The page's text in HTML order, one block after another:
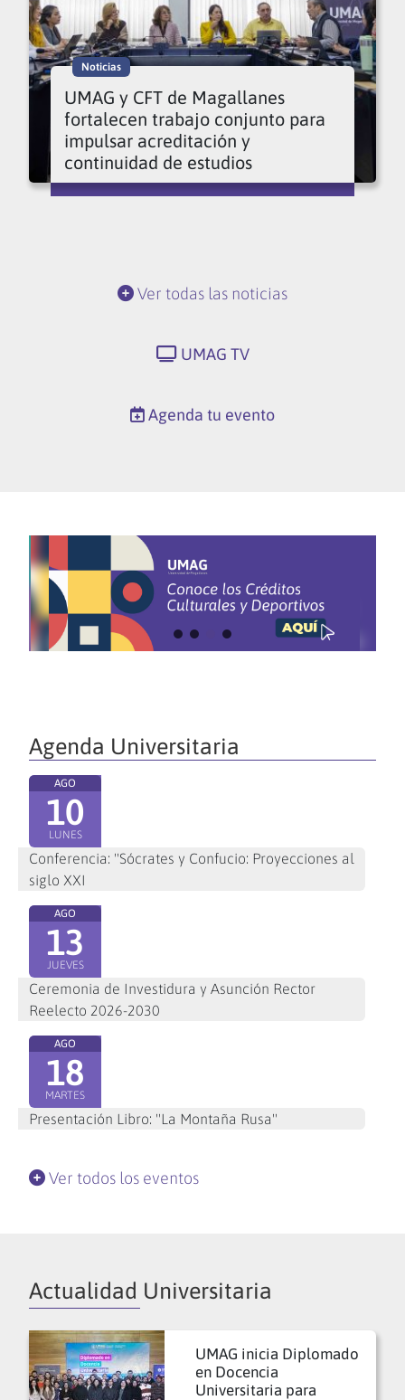
Noticias
UMAG y CFT de Magallanes
fortalecen trabajo conjunto para
impulsar acreditación y
continuidad de estudios
Ver todas las noticias
UMAG TV
Agenda tu evento
Agenda Universitaria
AGO
10
LUNES
Conferencia: "Sócrates y Confucio: Proyecciones al
siglo XXI
AGO
13
JUEVES
Ceremonia de Investidura y Asunción Rector
Reelecto 2026-2030
AGO
18
MARTES
Presentación Libro: "La Montaña Rusa"
Ver todos los eventos
Actualidad Universitaria
UMAG inicia Diplomado
en Docencia
Universitaria para